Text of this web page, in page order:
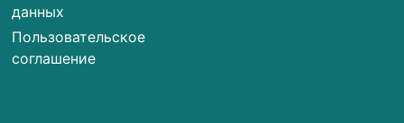
данных
Пользовательское
соглашение